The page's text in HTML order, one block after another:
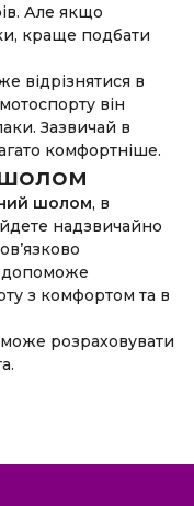
Але якщо
краще подбати
відрізнятися в
він
Зазвичай в
комфортніше.
шолом, в
надзвичайно
допоможе
з комфортом та в
розраховувати